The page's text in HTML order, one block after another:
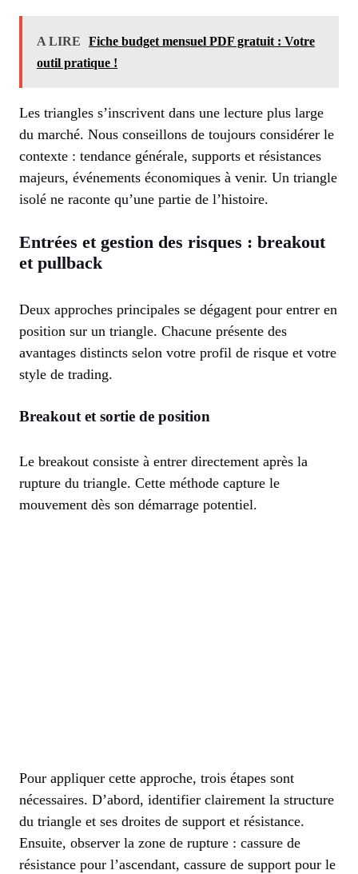
A LIRE
Fiche budget mensuel PDF gratuit : Votre
outil pratique !
Les triangles s’inscrivent dans une lecture plus large
du marché. Nous conseillons de toujours considérer le
contexte : tendance générale, supports et résistances
majeurs, événements économiques à venir. Un triangle
isolé ne raconte qu’une partie de l’histoire.
Entrées et gestion des risques : breakout
et pullback
Deux approches principales se dégagent pour entrer en
position sur un triangle. Chacune présente des
avantages distincts selon votre profil de risque et votre
style de trading.
Breakout et sortie de position
Le breakout consiste à entrer directement après la
rupture du triangle. Cette méthode capture le
mouvement dès son démarrage potentiel.
Pour appliquer cette approche, trois étapes sont
nécessaires. D’abord, identifier clairement la structure
du triangle et ses droites de support et résistance.
Ensuite, observer la zone de rupture : cassure de
résistance pour l’ascendant, cassure de support pour le